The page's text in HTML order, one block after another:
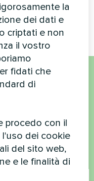
o avete
la
dei dati e
criptati e non
il vostro
fidati che
di
procedo con il
dei cookie
del sito web,
e le finalità di